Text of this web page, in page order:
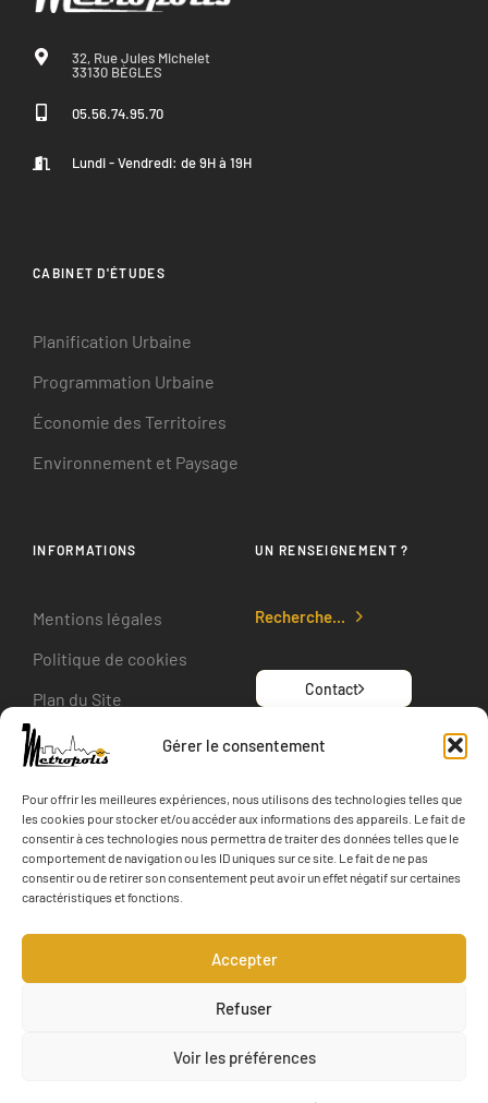
Gérer le consentement
Pour offrir les meilleures expériences, nous utilisons des technologies telles que
les cookies pour stocker et/ou accéder aux informations des appareils. Le fait de
consentir à ces technologies nous permettra de traiter des données telles que le
comportement de navigation ou les ID uniques sur ce site. Le fait de ne pas
consentir ou de retirer son consentement peut avoir un effet négatif sur certaines
caractéristiques et fonctions.
Accepter
Refuser
Voir les préférences
32, Rue Jules Michelet
33130 BÈGLES
05.56.74.95.70
Lundi - Vendredi: de 9H à 19H
CABINET D'ÉTUDES
Planification Urbaine
Programmation Urbaine
Économie des Territoires
Environnement et Paysage
INFORMATIONS
Mentions légales
Politique de cookies
Plan du Site
UN RENSEIGNEMENT ?
Recherche...
Contact
Actualité
Metropolis Territoires 2026. Tous droits réservés - Concept &